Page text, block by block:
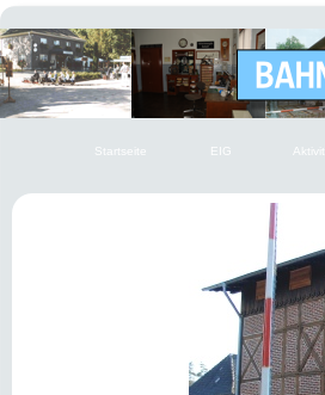
Startseite EIG